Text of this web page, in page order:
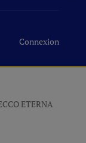
Connexion
ETERNA